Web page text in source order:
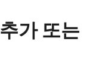
가 또는